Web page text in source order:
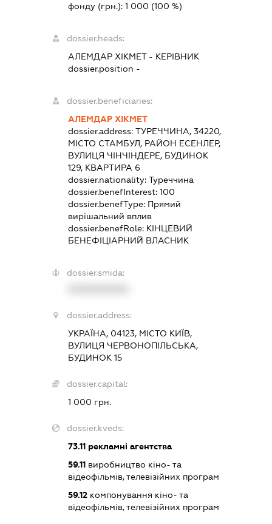
фонду (грн.): 1 000 (100 %)
dossier.heads:
АЛЕМДАР ХІКМЕТ- КЕРІВНИК
dossier.position -
dossier.beneficiaries:
АЛЕМДАР ХІКМЕТ
dossier.address: ТУРЕЧЧИНА, 34220,
МІСТО СТАМБУЛ, РАЙОН ЕСЕНЛЕР,
ВУЛИЦЯ ЧІНЧІНДЕРЕ, БУДИНОК
129, КВАРТИРА 6
dossier.nationality: Туреччина
dossier.benefInterest: 100
dossier.benefType: Прямий
вирішальний вплив
dossier.benefRole: КІНЦЕВИЙ
БЕНЕФІЦІАРНИЙ ВЛАСНИК
dossier.smida:
dossier.address:
УКРАЇНА, 04123, МІСТО КИЇВ,
ВУЛИЦЯ ЧЕРВОНОПІЛЬСЬКА,
БУДИНОК 15
dossier.capital:
1 000 грн.
dossier.kveds:
73.11рекламні агентства
59.11виробництво кіно- та
відеофільмів, телевізійних програм
59.12компонування кіно- та
відеофільмів, телевізійних програм